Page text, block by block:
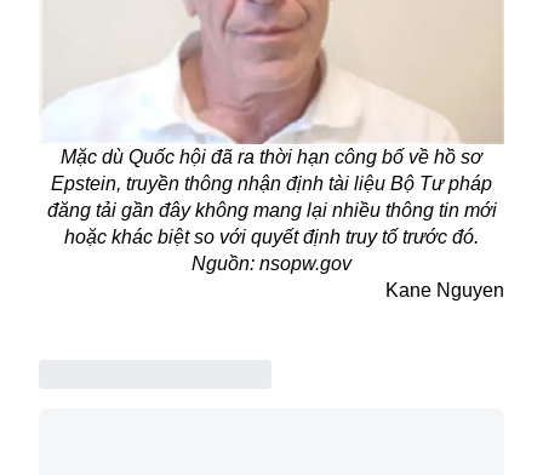
Mặc dù Quốc hội đã ra thời hạn công bố về hồ sơ
Epstein, truyền thông nhận định tài liệu Bộ Tư pháp
đăng tải gần đây không mang lại nhiều thông tin mới
hoặc khác biệt so với quyết định truy tố trước đó.
Nguồn: nsopw.gov
Kane Nguyen